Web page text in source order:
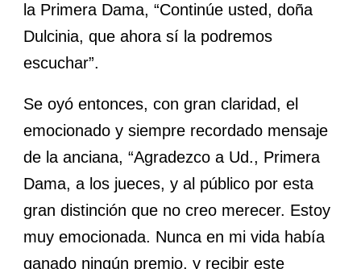
la Primera Dama, “Continúe usted, doña
Dulcinia, que ahora sí la podremos
escuchar”.
Se oyó entonces, con gran claridad, el
emocionado y siempre recordado mensaje
de la anciana, “Agradezco a Ud., Primera
Dama, a los jueces, y al público por esta
gran distinción que no creo merecer. Estoy
muy emocionada. Nunca en mi vida había
ganado ningún premio, y recibir este